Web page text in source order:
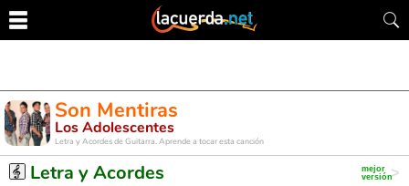
Son Mentiras
Los Adolescentes
Letra y Acordes de Guitarra. Aprende a tocar esta canción
Letra y Acordes